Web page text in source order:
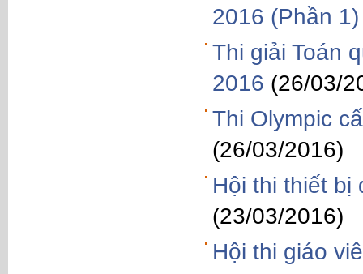
2016 (Phần 1)
Thi giải Toán
2016 (26/03/
Thi Olympic
(26/03/2016)
Hội thi thiết bị
(23/03/2016)
Hội thi giáo